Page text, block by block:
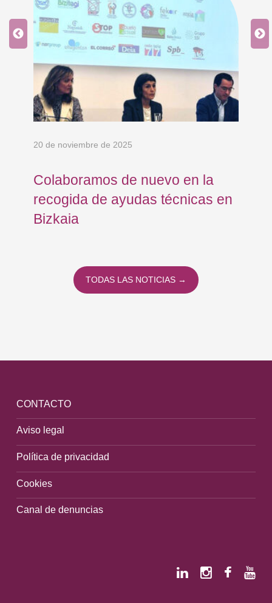
20 de noviembre de 2025
Colaboramos de nuevo en la
recogida de ayudas técnicas en
Bizkaia
TODAS LAS NOTICIAS →
CONTACTO
Aviso legal
Política de privacidad
Cookies
Canal de denuncias